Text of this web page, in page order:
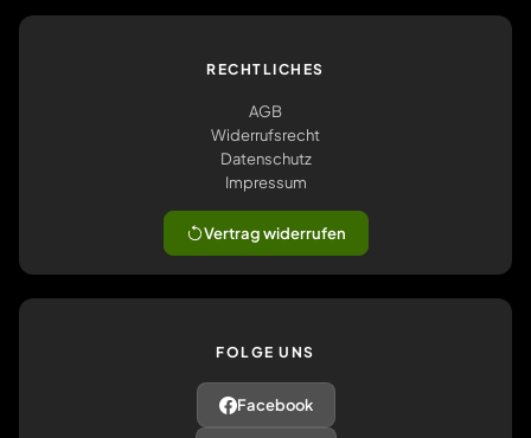
RECHTLICHES
AGB
Widerrufsrecht
Datenschutz
Impressum
Vertrag widerrufen
FOLGE UNS
Facebook